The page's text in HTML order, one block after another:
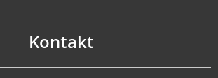
Kontakt